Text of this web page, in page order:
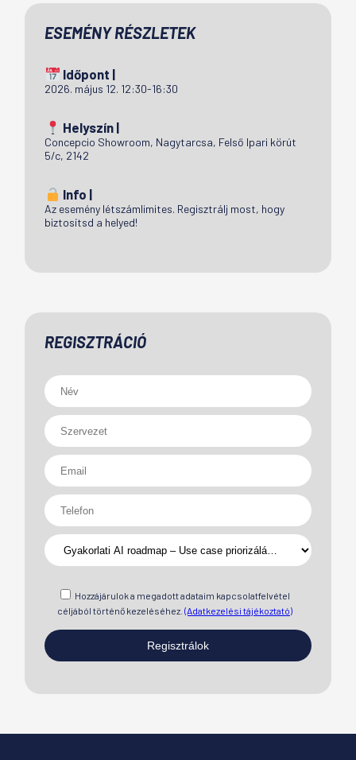
ESEMÉNY RÉSZLETEK
Időpont |
2026. május 12. 12:30-16:30
Helyszín |
Concepcio Showroom, Nagytarcsa, Felső Ipari körút
5/c, 2142
Info |
Az esemény létszámlimites. Regisztrálj most, hogy
biztosítsd a helyed!
REGISZTRÁCIÓ
Hozzájárulok a megadott adataim kapcsolatfelvétel
céljából történő kezeléséhez.(Adatkezelési tájékoztató)